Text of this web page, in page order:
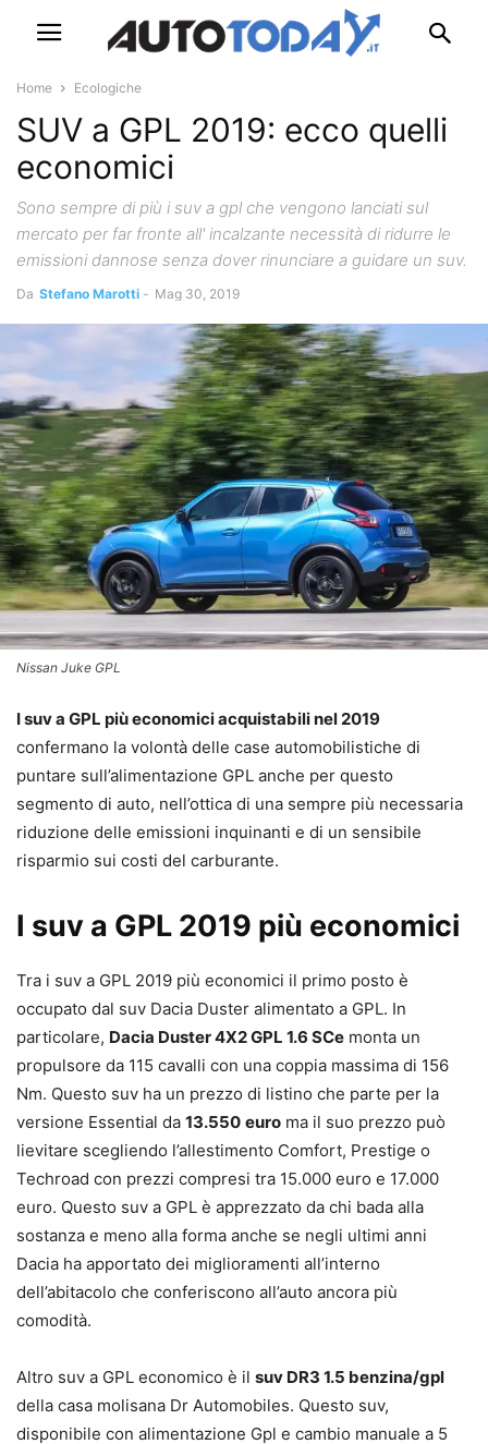
Home Ecologiche
SUV a GPL 2019: ecco quelli
economici
Sono sempre di più i suv a gpl che vengono lanciati sul
mercato per far fronte all' incalzante necessità di ridurre le
emissioni dannose senza dover rinunciare a guidare un suv.
Da Stefano Marotti - Mag 30, 2019
Nissan Juke GPL
I suv a GPL più economici acquistabili nel 2019
confermano la volontà delle case automobilistiche di
puntare sull’alimentazione GPL anche per questo
segmento di auto, nell’ottica di una sempre più necessaria
riduzione delle emissioni inquinanti e di un sensibile
risparmio sui costi del carburante.
I suv a GPL 2019 più economici
Tra i suv a GPL 2019 più economici il primo posto è
occupato dal suv Dacia Duster alimentato a GPL. In
particolare, Dacia Duster 4X2 GPL 1.6 SCe monta un
propulsore da 115 cavalli con una coppia massima di 156
Nm. Questo suv ha un prezzo di listino che parte per la
versione Essential da 13.550 euro ma il suo prezzo può
lievitare scegliendo l’allestimento Comfort, Prestige o
Techroad con prezzi compresi tra 15.000 euro e 17.000
euro. Questo suv a GPL è apprezzato da chi bada alla
sostanza e meno alla forma anche se negli ultimi anni
Dacia ha apportato dei miglioramenti all’interno
dell’abitacolo che conferiscono all’auto ancora più
comodità.
Altro suv a GPL economico è il suv DR3 1.5 benzina/gpl
della casa molisana Dr Automobiles. Questo suv,
disponibile con alimentazione Gpl e cambio manuale a 5